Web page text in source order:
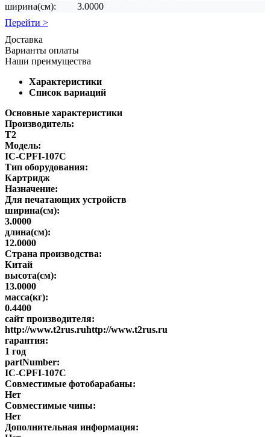
ширина(см):
3.0000
Перейти >
Доставка
Варианты оплаты
Наши преимущества
Характеристики
Список вариаций
Основные характеристики
Производитель:
T2
Модель:
IC-CPFI-107C
Тип оборудования:
Картридж
Назначение:
Для печатающих устройств
ширина(см):
3.0000
длина(см):
12.0000
Страна производства:
Китай
высота(см):
13.0000
масса(кг):
0.4400
сайт производителя:
http://www.t2rus.ruhttp://www.t2rus.ru
гарантия:
1 год
partNumber:
IC-CPFI-107C
Совместимые фотобарабаны:
Нет
Совместимые чипы:
Нет
Дополнительная информация: